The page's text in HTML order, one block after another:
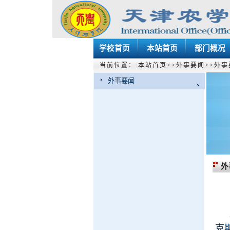
学校首页 本站首页 部门概况
当前位置： 本站首页 >> 外事要闻 >> 外事
外事要闻
外